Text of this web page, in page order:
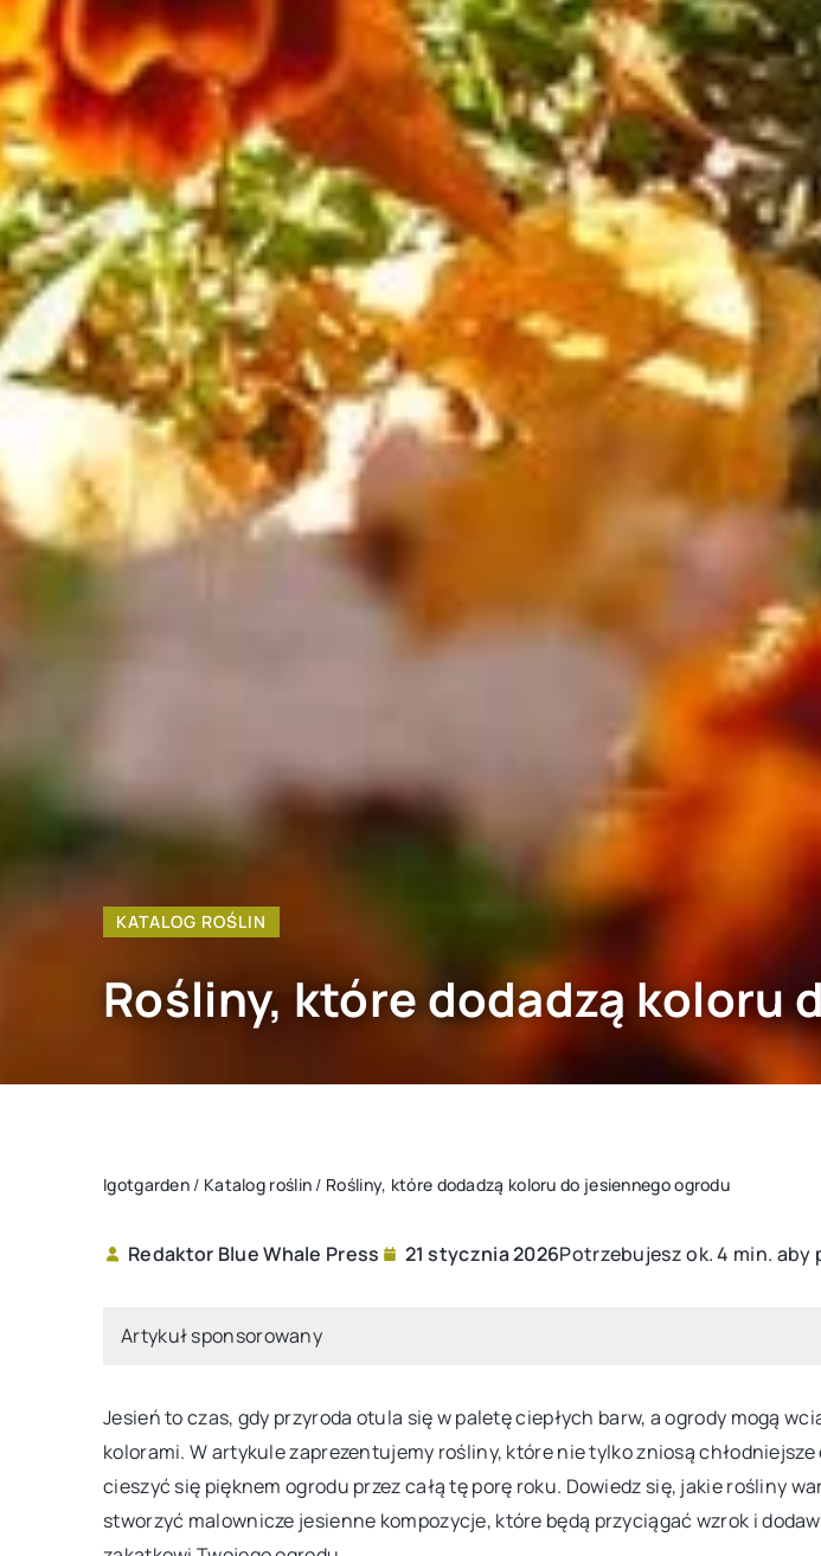
KATALOG ROŚLIN
Rośliny, które dodadzą koloru
Igotgarden / Katalog roślin / Rośliny, które dodadzą koloru do jesiennego ogrodu
Redaktor Blue Whale Press 21 stycznia 2026Potrzebujesz ok. 4 min.
Artykuł sponsorowany
Jesień to czas, gdy przyroda otula się w paletę ciepłych barw, a ogrody mogą
kolorami. W artykule zaprezentujemy rośliny, które nie tylko zniosą chłodniejsze
cieszyć się pięknem ogrodu przez całą tę porę roku. Dowiedz się, jakie rośliny
stworzyć malownicze jesienne kompozycje, które będą przyciągać wzrok i
2 kwietnia 2024
9